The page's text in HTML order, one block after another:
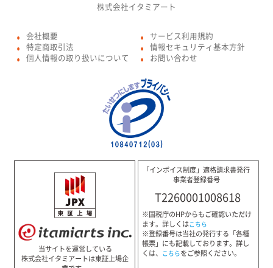
株式会社イタミアート
● 会社概要
● 特定商取引法
● 個人情報の取り扱いについて
● サービス利用規約
● 情報セキュリティ基本方針
● お問い合わせ
当サイトを運営している
株式会社イタミアートは東証上場企
「インボイス制度」適格請求書発行
事業者登録番号
T2260001008618
※国税庁のHPからもご確認いただけ
ます。詳しくはこちら
※登録番号は当社の発行する「各種
帳票」にも記載しております。詳し
くは、 こちらをご参照ください。